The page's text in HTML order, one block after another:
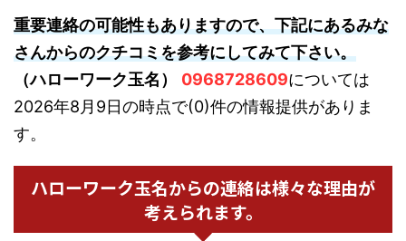
重要連絡の可能性もありますので、下記にあるみな
さんからのクチコミを参考にしてみて下さい。
（ハローワーク玉名）
0968728609については
2026年8月9日の時点で(0)件の情報提供がありま
す。
ハローワーク玉名からの連絡は様々な理由が
考えられます。